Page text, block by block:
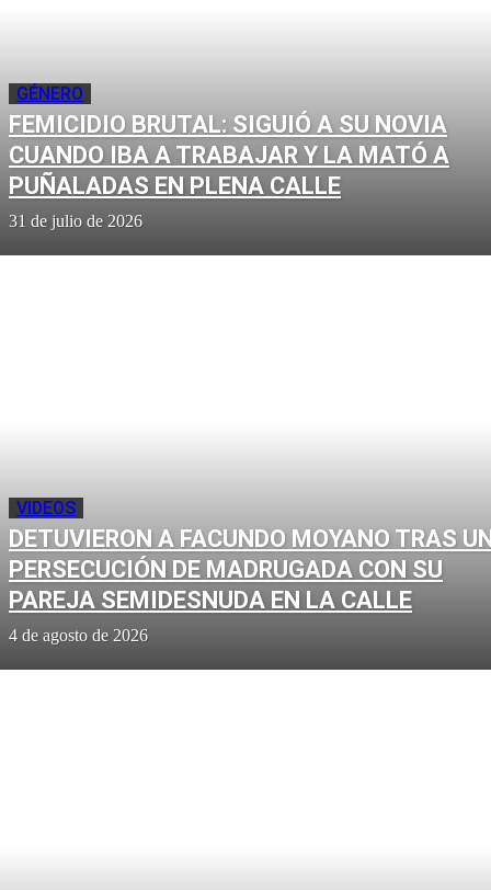
GÉNERO
FEMICIDIO BRUTAL: SIGUIÓ A SU NOVIA
CUANDO IBA A TRABAJAR Y LA MATÓ A
PUÑALADAS EN PLENA CALLE
31 de julio de 2026
VIDEOS
DETUVIERON A FACUNDO MOYANO TRAS
PERSECUCIÓN DE MADRUGADA CON SU
PAREJA SEMIDESNUDA EN LA CALLE
4 de agosto de 2026